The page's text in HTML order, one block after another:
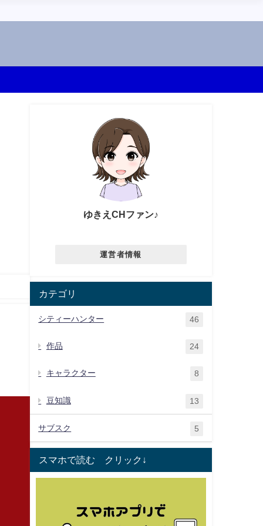
ゆきえCHファン♪
運営者情報
カテゴリ
シティーハンター 46
作品 24
キャラクター 8
豆知識 13
サブスク 5
スマホで読む クリック↓